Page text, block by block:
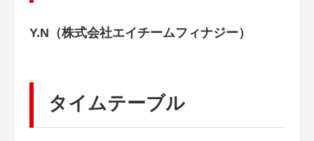
Y.N（株式会社エイチームフィナジー）
タイムテーブル